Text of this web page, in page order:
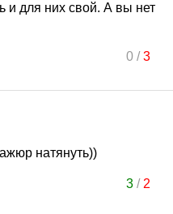
и для них свой. А вы нет
0/3
натянуть))
3/ 2